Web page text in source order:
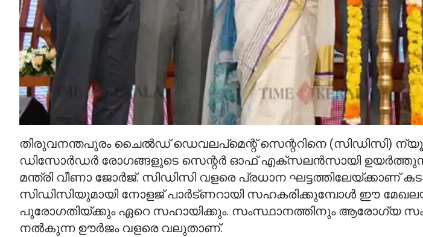
തിരുവനന്തപുരം ചൈല്‍ഡ് ഡെവലപ്‌മെന്റ് സെന്ററിനെ (സിഡിസി)
ഡിസോര്‍ഡര്‍ രോഗങ്ങളുടെ സെന്റര്‍ ഓഫ് എക്‌സലന്‍സായി
മന്ത്രി വീണാ ജോര്‍ജ്. സിഡിസി വളരെ പ്രധാന ഘട്ടത്തിലേയ്ക്കാണ്
സിഡിസിയുമായി നോളജ് പാര്‍ട്ണറായി സഹകരിക്കുമ്പോള്‍ ഈ
പുരോഗതിയ്ക്കും ഏറെ സഹായിക്കും. സംസ്ഥാനത്തിനും ആരോഗ്യ
നല്‍കുന്ന ഊര്‍ജം വളരെ വലുതാണ്.